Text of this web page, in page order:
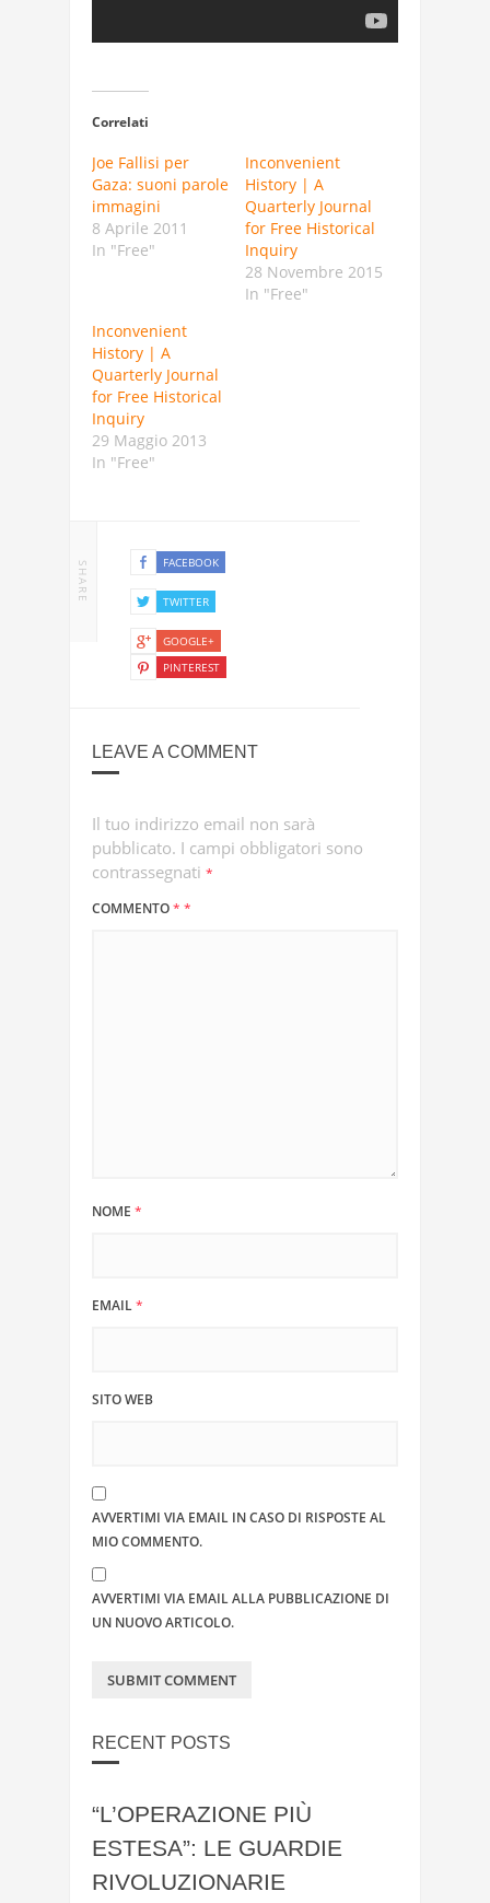
Correlati
Joe Fallisi per
Gaza: suoni parole
immagini
8 Aprile 2011
In "Free"
Inconvenient
History | A
Quarterly Journal
for Free Historical
Inquiry
28 Novembre 2015
In "Free"
Inconvenient
History | A
Quarterly Journal
for Free Historical
Inquiry
29 Maggio 2013
In "Free"
SHARE FACEBOOK
TWITTER
GOOGLE+
PINTEREST
LEAVE A COMMENT
Il tuo indirizzo email non sarà
pubblicato. I campi obbligatori sono
contrassegnati *
COMMENTO* *
NOME *
EMAIL*
SITO WEB
AVVERTIMI VIA EMAIL IN CASO DI RISPOSTE AL
MIO COMMENTO.
AVVERTIMI VIA EMAIL ALLA PUBBLICAZIONE DI
UN NUOVO ARTICOLO.
RECENT POSTS
“L’OPERAZIONE PIÙ
ESTESA”: LE GUARDIE
RIVOLUZIONARIE